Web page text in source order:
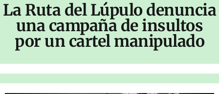
La Ruta del Lúpulo denuncia
una campaña de insultos
por un cartel manipulado